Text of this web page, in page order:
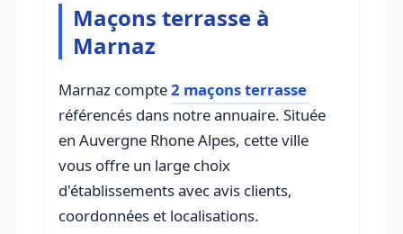
Maçons terrasse à
Marnaz
Marnaz compte2 maçons terrasse
référencés dans notre annuaire. Située
en Auvergne Rhone Alpes, cette ville
vous offre un large choix
d'établissements avec avis clients,
coordonnées et localisations.